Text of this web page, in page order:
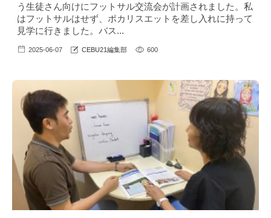
う生徒さん向けにフットサル交流会が計画されました。私
はフットサルはせず、ポカリスエットを差し入れに持って
見学に行きました。バス...
2025-06-07 CEBU21編集部 600